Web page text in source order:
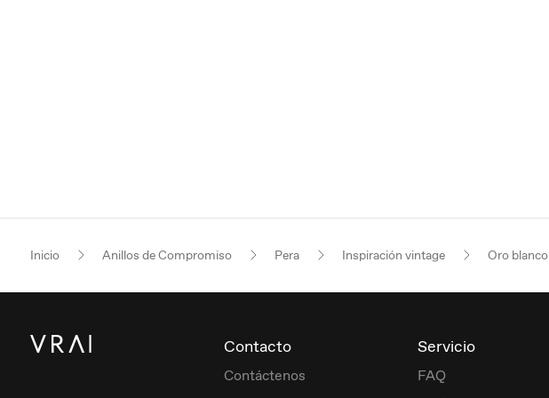
Inicio Anillos de Compromiso Pera Inspiración vintage Oro blanco
Contacto
Contáctenos
Servicio
FAQ